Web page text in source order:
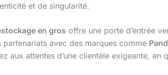
et de singularité.
en gros offre une porte d’entrée
avec des marques comme
aux attentes d’une clientèle exigeante, en